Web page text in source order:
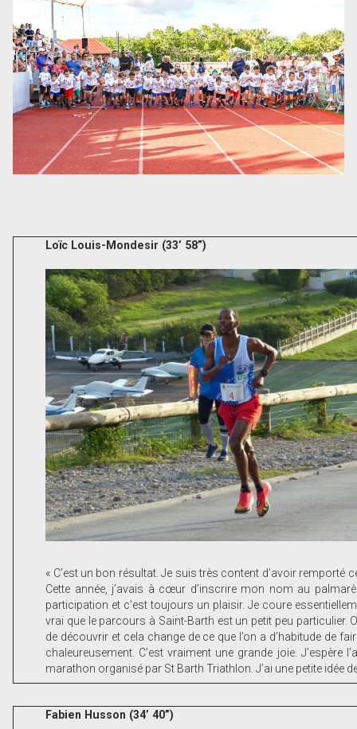
Loïc Louis-Mondesir (33’ 58”)
« C’est un bon résultat. Je suis très content d’avoir remporté
Cette année, j’avais à cœur d’inscrire mon nom au
participation et c’est toujours un plaisir. Je coure
vrai que le parcours à Saint-Barth est un petit peu particulier.
de découvrir et cela change de ce que l’on a d’habitude de
chaleureusement. C’est vraiment une grande joie. J’espère
marathon organisé par St Barth Triathlon. J’ai une petite idée
Fabien Husson (34’ 40”)